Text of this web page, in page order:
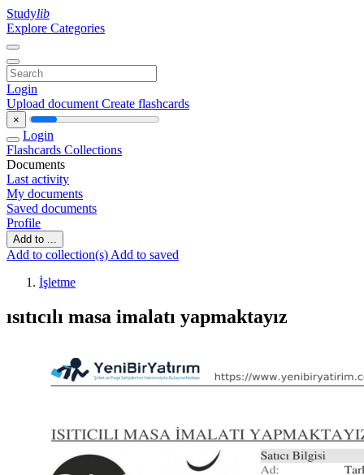
Studylib
Explore Categories
Login
Upload document Create flashcards
×
Login
Flashcards Collections
Documents
Last activity
My documents
Saved documents
Profile
Add to ...
Add to collection(s) Add to saved
İşletme
ısıtıcılı masa imalatı yapmaktayız